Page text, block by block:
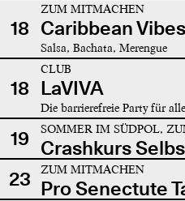
18
ZUM MITMACHEN
Caribbean Vibes
Salsa, Bachata, Merengue
18
CLUB
LaVIVA
Die barrierefreie Party für alle
19 SOMMER IM SÜDPOL,
Crashkurs
23
ZUM MITMACHEN
Pro Senectute